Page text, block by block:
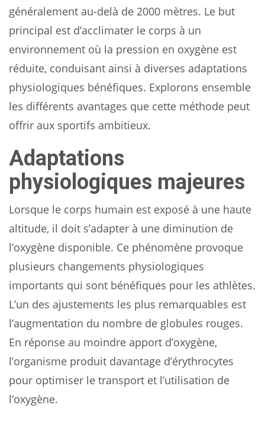
généralement au-delà de 2000 mètres. Le but
principal est d’acclimater le corps à un
environnement où la pression en oxygène est
réduite, conduisant ainsi à diverses adaptations
physiologiques bénéfiques. Explorons ensemble
les différents avantages que cette méthode peut
offrir aux sportifs ambitieux.
Adaptations
physiologiques majeures
Lorsque le corps humain est exposé à une haute
altitude, il doit s’adapter à une diminution de
l’oxygène disponible. Ce phénomène provoque
plusieurs changements physiologiques
importants qui sont bénéfiques pour les athlètes.
L’un des ajustements les plus remarquables est
l’augmentation du nombre de globules rouges.
En réponse au moindre apport d’oxygène,
l’organisme produit davantage d’érythrocytes
pour optimiser le transport et l’utilisation de
l’oxygène.